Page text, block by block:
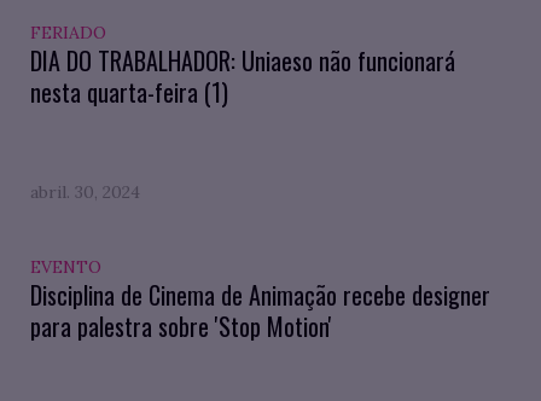
FERIADO
DIA DO TRABALHADOR: Uniaeso não funcionará
nesta quarta-feira (1)
abril. 30, 2024
EVENTO
Disciplina de Cinema de Animação recebe designer
para palestra sobre 'Stop Motion'